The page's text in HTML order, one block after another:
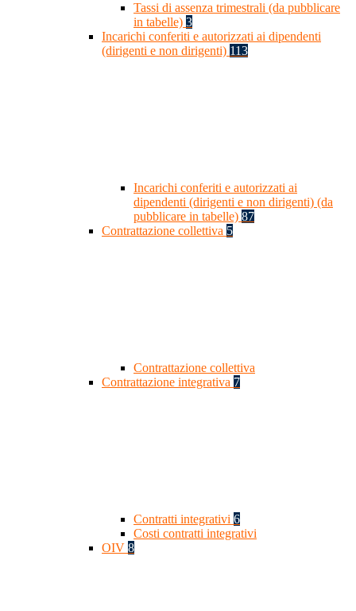
Tassi di assenza trimestrali (da pubblicare
in tabelle) 3
Incarichi conferiti e autorizzati ai dipendenti
(dirigenti e non dirigenti) 113
Incarichi conferiti e autorizzati ai
dipendenti (dirigenti e non dirigenti) (da
pubblicare in tabelle) 87
Contrattazione collettiva 5
Contrattazione collettiva
Contrattazione integrativa 7
Contratti integrativi 6
Costi contratti integrativi
OIV 8